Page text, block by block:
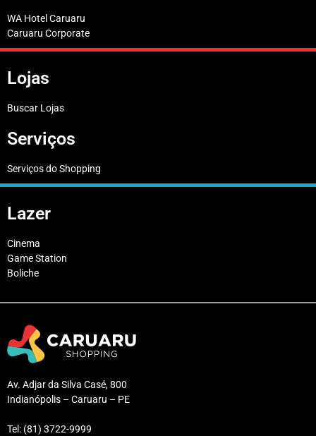
WA Hotel Caruaru
Caruaru Corporate
Lojas
Buscar Lojas
Serviços
Serviços do Shopping
Lazer
Cinema
Game Station
Boliche
Av. Adjar da Silva Casé, 800
Indianópolis – Caruaru – PE
Tel: (81) 3722-9999